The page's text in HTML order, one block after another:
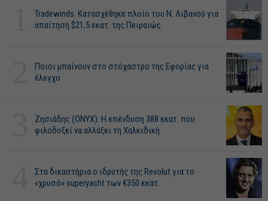
Tradewinds: Κατασχέθηκε πλοίο του Ν. Λιβανού για
απαίτηση $21,5 εκατ. της Πειραιώς
Ποιοι μπαίνουν στο στόχαστρο της Εφορίας για
έλεγχο
Ζησιάδης (ONYX): Η επένδυση 388 εκατ. που
φιλοδοξεί να αλλάξει τη Χαλκιδική
Στα δικαστήρια ο ιδρυτής της Revolut για το
«χρυσό» superyacht των €350 εκατ.